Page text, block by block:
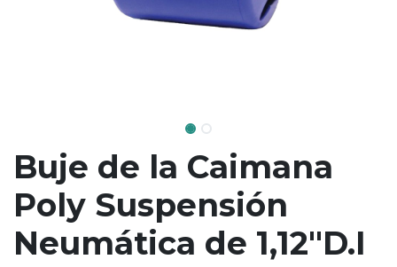
Buje de la Caimana
Poly Suspensión
Neumática de 1,12"D.I